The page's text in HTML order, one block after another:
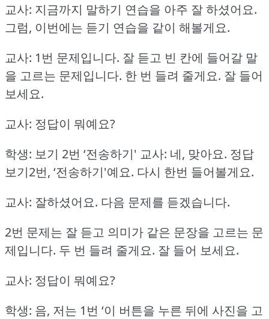
교사: 지금까지 말하기 연습을 아주 잘 하셨어요.
그럼, 이번에는 듣기 연습을 같이 해볼게요.
교사: 1번 문제입니다. 잘 듣고 빈 칸에 들어갈 말
을 고르는 문제입니다. 한 번 들려 줄게요. 잘 들어
보세요.
교사: 정답이 뭐예요?
학생: 보기 2번 ‘전송하기' 교사: 네, 맞아요. 정답
보기2번, ‘전송하기'예요. 다시 한번 들어볼게요.
교사: 잘하셨어요. 다음 문제를 듣겠습니다.
2번 문제는 잘 듣고 의미가 같은 문장을 고르는 문
제입니다. 두 번 들려 줄게요. 잘 들어 보세요.
교사: 정답이 뭐예요?
학생: 음, 저는 1번 ‘이 버튼을 누른 뒤에 사진을 고